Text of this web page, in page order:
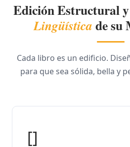
Edición Estructural
Lingüísticade su
Cada libro es un edificio.
para que sea sólida, bella y
[]